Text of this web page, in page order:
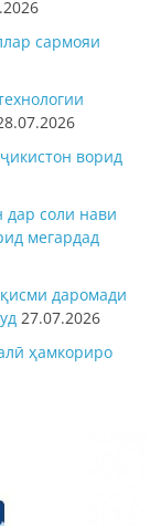
сармояи
ворид
дар соли нави
мегардад
даромади
27.07.2026
ҳамкориро